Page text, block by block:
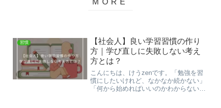
習慣
【社会人】良い学習習慣の作り
方｜学び直しに失敗しない考え
方とは？
こんにちは、けうzenです。「勉強を習
慣にしたいけれど、なかなか続かない」
「何から始めればいいのかわからない」